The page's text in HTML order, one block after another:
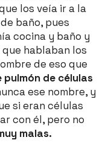
los veía ir a la
baño, pues
cocina y baño y
hablaban los
de eso que
de células
ese nombre, y
si eran células
con él, pero no
malas.